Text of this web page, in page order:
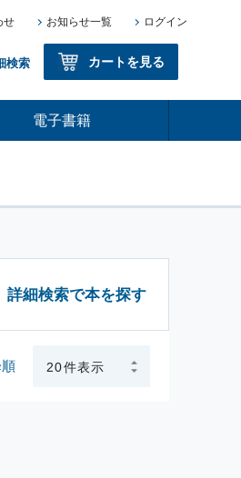
せ お知らせ一覧 ログイン
検索 カートを見る
電子書籍
詳細検索で本を探す